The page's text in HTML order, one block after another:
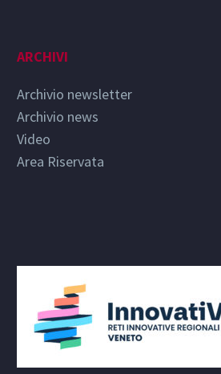
ARCHIVI
Archivio newsletter
Archivio news
Video
Area Riservata